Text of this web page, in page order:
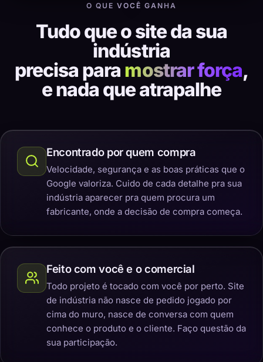
O QUE VOCÊ GANHA
Tudo que o site da sua
indústria
precisa para mostrar força,
e nada que atrapalhe
Encontrado por quem compra
Velocidade, segurança e as boas práticas que o
Google valoriza. Cuido de cada detalhe pra sua
indústria aparecer pra quem procura um
fabricante, onde a decisão de compra começa.
Feito com você e o comercial
Todo projeto é tocado com você por perto. Site
de indústria não nasce de pedido jogado por
cima do muro, nasce de conversa com quem
conhece o produto e o cliente. Faço questão da
sua participação.